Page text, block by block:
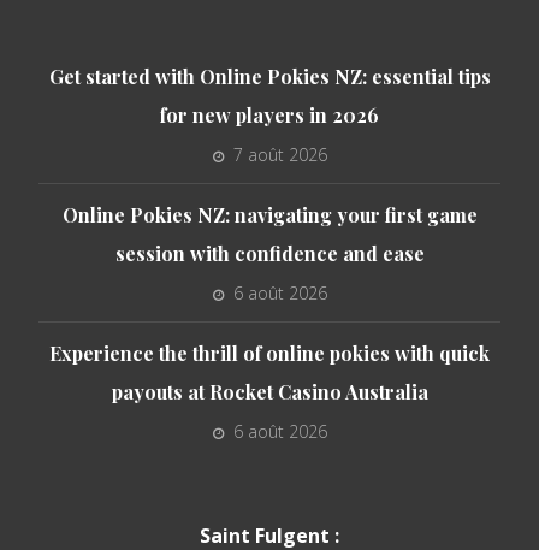
Get started with Online Pokies NZ: essential tips
for new players in 2026
7 août 2026
Online Pokies NZ: navigating your first game
session with confidence and ease
6 août 2026
Experience the thrill of online pokies with quick
payouts at Rocket Casino Australia
6 août 2026
Saint Fulgent :